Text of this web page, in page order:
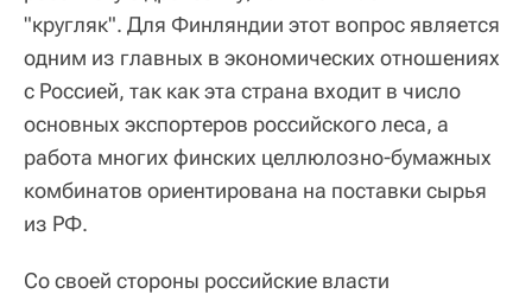
"кругляк". Для Финляндии этот вопрос является
одним из главных в экономических отношениях
с Россией, так как эта страна входит в число
основных экспортеров российского леса, а
работа многих финских целлюлозно-бумажных
комбинатов ориентирована на поставки сырья
из РФ.
Со своей стороны российские власти